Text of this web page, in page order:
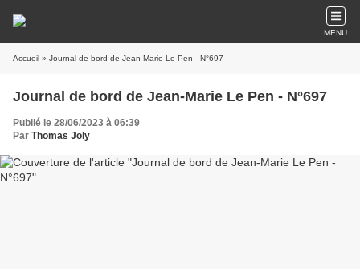
MENU
Accueil » Journal de bord de Jean-Marie Le Pen - N°697
Journal de bord de Jean-Marie Le Pen - N°697
Publié le 28/06/2023 à 06:39
Par Thomas Joly